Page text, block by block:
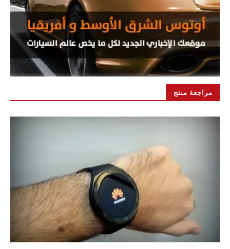
مراجعة منتج